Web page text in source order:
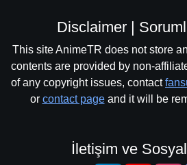
Disclaimer |
This site AnimeTR does not store
contents are provided by non-
of any copyright issues, contact
or contact pageand it will be
İletişim ve